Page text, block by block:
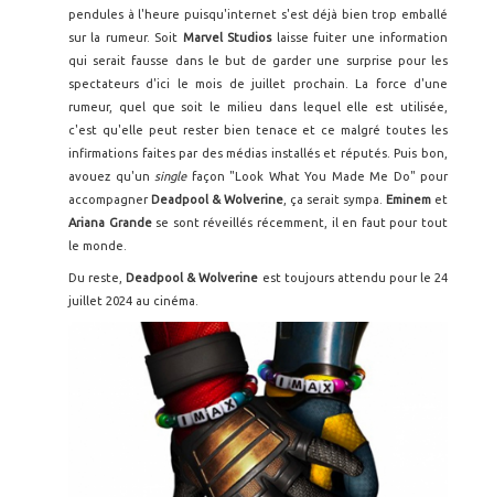
pendules à l'heure puisqu'internet s'est déjà bien trop emballé
sur la rumeur. Soit Marvel Studios
laisse fuiter une information
qui serait fausse dans le but de garder une surprise pour les
spectateurs d'ici le mois de juillet prochain. La force d'une
rumeur, quel que soit le milieu dans lequel elle est utilisée,
c'est qu'elle peut rester bien tenace et ce malgré toutes les
infirmations faites par des médias installés et réputés. Puis bon,
avouez qu'un single façon "Look What You Made Me Do" pour
accompagner Deadpool & Wolverine , ça serait sympa. Eminem et
Ariana Grande se sont réveillés récemment, il en faut pour tout
le monde.
Du reste, Deadpool & Wolverine est toujours attendu pour le 24
juillet 2024 au cinéma.